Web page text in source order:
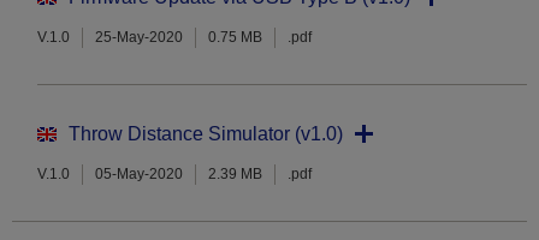
V.1.0 25-May-2020 0.75 MB .pdf
Throw Distance Simulator (v1.0)
V.1.0 05-May-2020 2.39 MB .pdf